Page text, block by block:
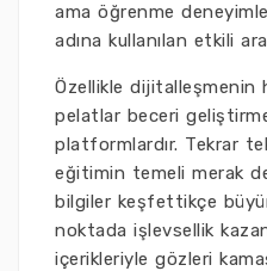
ama öğrenme
adına kullanılan etkili
Özellikle dijitalleşmenin
pelatlar beceri
platformlardır. Tekrar
eğitimin temeli merak
bilgiler keşfettikçe
noktada işlevsellik
içerikleriyle gözleri